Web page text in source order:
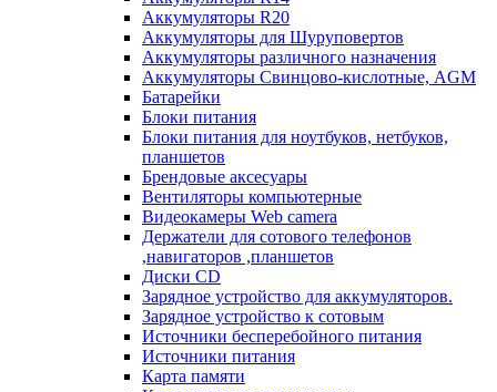
Аккумуляторы R20
Аккумуляторы для Шуруповертов
Аккумуляторы различного назначения
Аккумуляторы Свинцово-кислотные, AGM
Батарейки
Блоки питания
Блоки питания для ноутбуков, нетбуков,
планшетов
Брендовые аксесуары
Вентиляторы компьютерные
Видеокамеры Web camera
Держатели для сотового телефонов
,навигаторов ,планшетов
Диски CD
Зарядное устройство для аккумуляторов.
Зарядное устройство к сотовым
Источники бесперебойного питания
Источники питания
Карта памяти